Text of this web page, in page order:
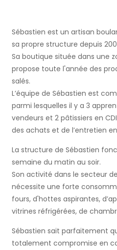
Sébastien est un artisan
sa propre structure depuis
Sa boutique située dans une
propose toute l'année des
salés.
L’équipe de Sébastien est
parmi lesquelles il y a 3
vendeurs et 2 pâtissiers en
des achats et de l’entretien en
La structure de Sébastien
semaine du matin au soir.
Son activité dans le secteur
nécessite une forte
fours, d'hottes aspirantes,
vitrines réfrigérées, de
Sébastien sait parfaitement
totalement compromise en